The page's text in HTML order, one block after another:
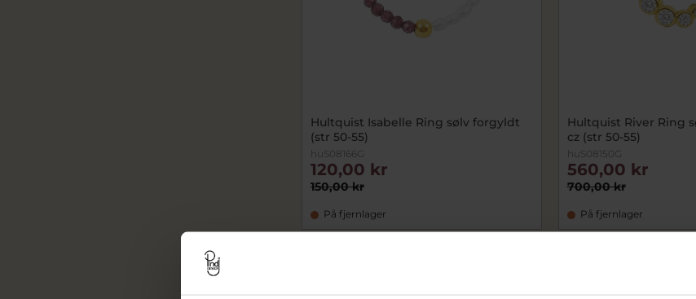
Hultquist Isabelle Ring sølv forgyldt
(str 50-55)
huS08166G
150,00 kr
120,00 kr
På fjernlager
Hultquist River Ring
cz (str 50-55)
huS08150G
700,00 kr
560,00 kr
På fjernlager